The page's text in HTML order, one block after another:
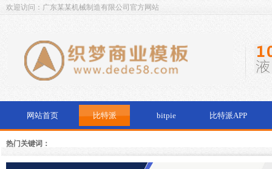
欢迎访问：广东某某机械制造有限公司官方网站
网站首页 比特派 bitpie 比特派APP
热门关键词：